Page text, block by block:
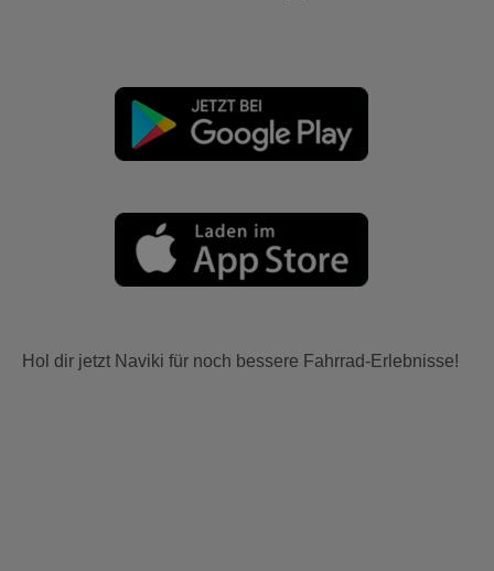
Hol dir jetzt Naviki für noch bessere Fahrrad-Erlebnisse!